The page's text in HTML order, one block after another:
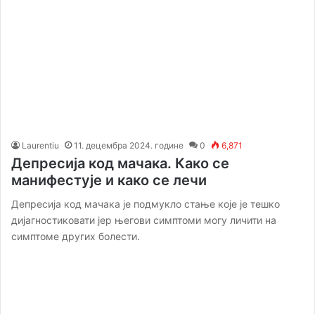
Laurentiu 11. децембра 2024. године 0 6,871
Депресија код мачака. Како се
манифестује и како се лечи
Депресија код мачака је подмукло стање које је тешко
дијагностиковати јер његови симптоми могу личити на
симптоме других болести.